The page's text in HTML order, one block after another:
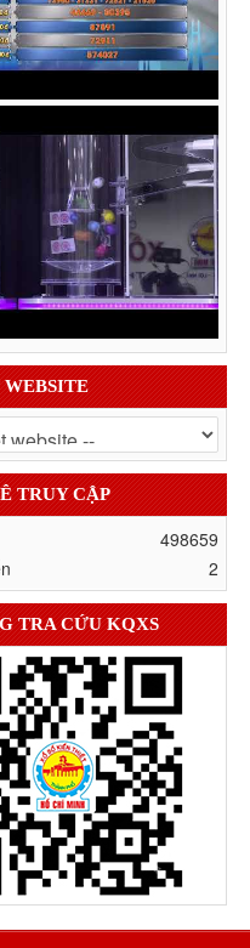
TRUY CẬP
498659
2
TRA CỨU KQXS